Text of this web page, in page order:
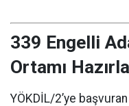
339 Engelli
Ortamı
YÖKDİL/2’ye başvuran